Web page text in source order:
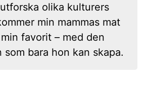
olika kulturers
min mammas mat
favorit – med den
som bara hon kan skapa.